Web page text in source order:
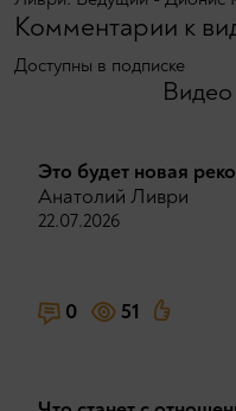
Комментарии к
Доступны в подписке
Это будет новая
Анатолий Ливри
22.07.2026
0 51